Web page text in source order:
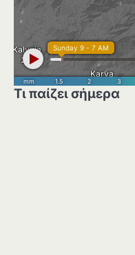
Τι παίζει σήμερα